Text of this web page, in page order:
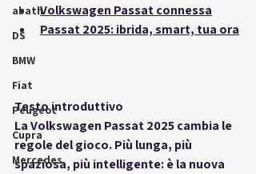
abath
DS
BMW
Fiat
Peugeot
Cupra
Mercedes
Volkswagen Passat connessa
Passat 2025: ibrida, smart, tua ora
Testo introduttivo
La Volkswagen Passat 2025 cambia le
regole del gioco. Più lunga, più
spaziosa, più intelligente: è la nuova